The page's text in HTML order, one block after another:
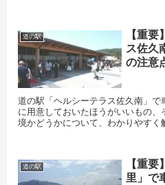
道の駅
【重
ス佐久
の注意
道の駅「ヘルシーテラス佐久南」
に用意しておいたほうがいいもの
境かどうかについて、わかりやすく
道の駅
【重
里」で